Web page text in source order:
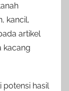
kancil,
artikel
kacang
potensi hasil